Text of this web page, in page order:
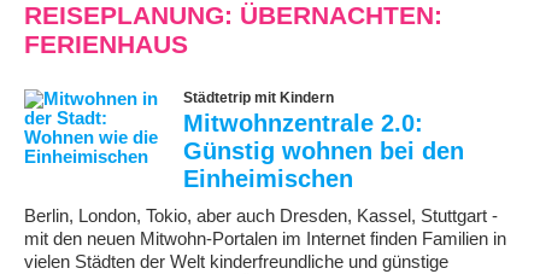
REISEPLANUNG: ÜBERNACHTEN:
FERIENHAUS
Städtetrip mit Kindern
Mitwohnzentrale 2.0:
Günstig wohnen bei den
Einheimischen
Berlin, London, Tokio, aber auch Dresden, Kassel, Stuttgart -
mit den neuen Mitwohn-Portalen im Internet finden Familien in
vielen Städten der Welt kinderfreundliche und günstige